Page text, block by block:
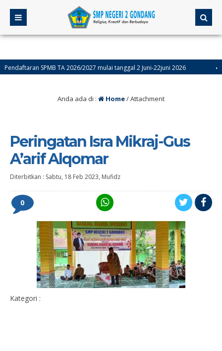
SPMB TA 2026/2027 mulai tanggal 2 Juni-22juni 2026 4
Anda ada di : Home/ Attachment
Peringatan Isra Mikraj-Gus
A’arif Alqomar
Diterbitkan : Sabtu, 18 Feb 2023, Mufidz
0
Kategori :